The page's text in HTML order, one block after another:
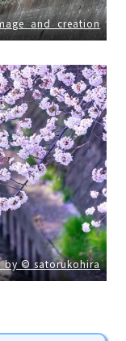
by © satorukohira